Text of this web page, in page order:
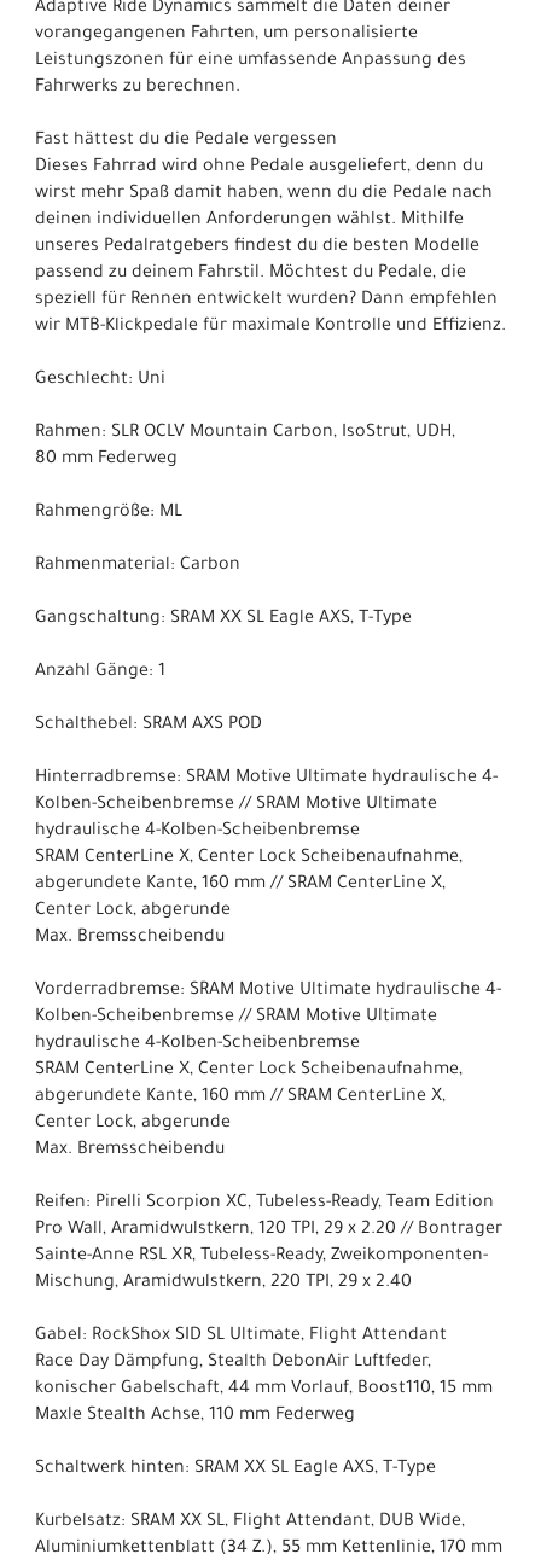
Adaptive Ride Dynamics sammelt die Daten deiner
vorangegangenen Fahrten, um personalisierte
Leistungszonen für eine umfassende Anpassung des
Fahrwerks zu berechnen.
Fast hättest du die Pedale vergessen
Dieses Fahrrad wird ohne Pedale ausgeliefert, denn du
wirst mehr Spaß damit haben, wenn du die Pedale nach
deinen individuellen Anforderungen wählst. Mithilfe
unseres Pedalratgebers findest du die besten Modelle
passend zu deinem Fahrstil. Möchtest du Pedale, die
speziell für Rennen entwickelt wurden? Dann empfehlen
wir MTB-Klickpedale für maximale Kontrolle und Effizienz.
Geschlecht: Uni
Rahmen: SLR OCLV Mountain Carbon, IsoStrut, UDH,
80 mm Federweg
Rahmengröße: ML
Rahmenmaterial: Carbon
Gangschaltung: SRAM XX SL Eagle AXS, T-Type
Anzahl Gänge: 1
Schalthebel: SRAM AXS POD
Hinterradbremse: SRAM Motive Ultimate hydraulische 4-
Kolben-Scheibenbremse // SRAM Motive Ultimate
hydraulische 4-Kolben-Scheibenbremse
SRAM CenterLine X, Center Lock Scheibenaufnahme,
abgerundete Kante, 160 mm // SRAM CenterLine X,
Center Lock, abgerunde
Max. Bremsscheibendu
Vorderradbremse: SRAM Motive Ultimate hydraulische 4-
Kolben-Scheibenbremse // SRAM Motive Ultimate
hydraulische 4-Kolben-Scheibenbremse
SRAM CenterLine X, Center Lock Scheibenaufnahme,
abgerundete Kante, 160 mm // SRAM CenterLine X,
Center Lock, abgerunde
Max. Bremsscheibendu
Reifen: Pirelli Scorpion XC, Tubeless-Ready, Team Edition
Pro Wall, Aramidwulstkern, 120 TPI, 29 x 2.20 // Bontrager
Sainte-Anne RSL XR, Tubeless-Ready, Zweikomponenten-
Mischung, Aramidwulstkern, 220 TPI, 29 x 2.40
Gabel: RockShox SID SL Ultimate, Flight Attendant
Race Day Dämpfung, Stealth DebonAir Luftfeder,
konischer Gabelschaft, 44 mm Vorlauf, Boost110, 15 mm
Maxle Stealth Achse, 110 mm Federweg
Schaltwerk hinten: SRAM XX SL Eagle AXS, T-Type
Kurbelsatz: SRAM XX SL, Flight Attendant, DUB Wide,
Aluminiumkettenblatt (34 Z.), 55 mm Kettenlinie, 170 mm